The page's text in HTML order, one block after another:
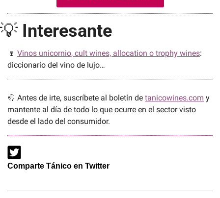
💡 Interesante
🍷 Vinos unicornio, cult wines, allocation o trophy wines:
diccionario del vino de lujo…
🤚 Antes de irte, suscríbete al boletín de tanicowines.com y
mantente al día de todo lo que ocurre en el sector visto
desde el lado del consumidor.
Comparte Tánico en Twitter